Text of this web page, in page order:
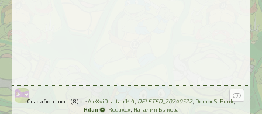
Спасибо за пост (8) от:AleXviD altair144 DELETED_20240522 DemonS Punk,
Rdan
, Redaxex, Наталия Быкова